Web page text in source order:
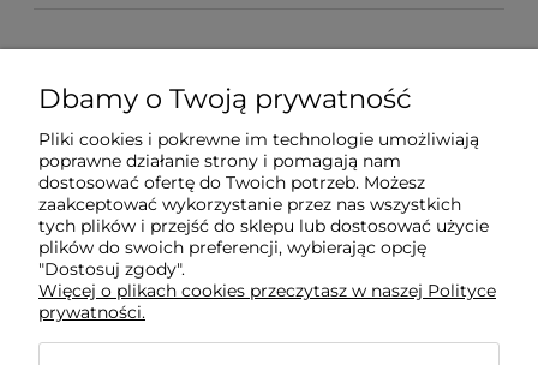
Dbamy o Twoją prywatność
Pliki cookies i pokrewne im technologie umożliwiają
poprawne działanie strony i pomagają nam
dostosować ofertę do Twoich potrzeb. Możesz
zaakceptować wykorzystanie przez nas wszystkich
tych plików i przejść do sklepu lub dostosować użycie
plików do swoich preferencji, wybierając opcję
"Dostosuj zgody".
Więcej o plikach cookies przeczytasz w naszej Polityce
prywatności.